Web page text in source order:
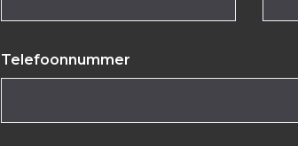
Telefoonnummer